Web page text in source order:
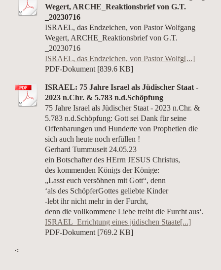
Wegert, ARCHE_Reaktionsbrief von G.T.
_20230716
ISRAEL, das Endzeichen, von Pastor Wolfgang
Wegert, ARCHE_Reaktionsbrief von G.T.
_20230716
ISRAEL, das Endzeichen, von Pastor Wolfg[...]
PDF-Dokument [839.6 KB]
ISRAEL: 75 Jahre Israel als Jüdischer Staat -
2023 n.Chr. & 5.783 n.d.Schöpfung
75 Jahre Israel als Jüdischer Staat - 2023 n.Chr. &
5.783 n.d.Schöpfung: Gott sei Dank für seine
Offenbarungen und Hunderte von Prophetien die
sich auch heute noch erfüllen !
Gerhard Tummuseit 24.05.23
ein Botschafter des HErrn JESUS Christus,
des kommenden Königs der Könige:
„Lasst euch versöhnen mit Gott“, denn
‘als des SchöpferGottes geliebte Kinder
-lebt ihr nicht mehr in der Furcht,
denn die vollkommene Liebe treibt die Furcht aus‘.
ISRAEL_Errichtung eines jüdischen Staate[...]
PDF-Dokument [769.2 KB]
<